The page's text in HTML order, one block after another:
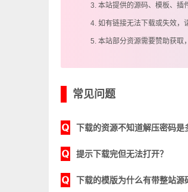
3. 本站提供的源码、模板、插
4. 如有链接无法下载或失效，
5. 本站部分资源需要赞助获取
常见问题
下载的资源不知道解压密码是
提示下载完但无法打开？
下载的模版为什么有带整站源